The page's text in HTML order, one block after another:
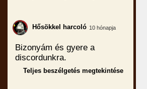
Hősökkel harcoló 10 hónapja
Bizonyám és gyere a
discordunkra.
Teljes beszélgetés megtekintése